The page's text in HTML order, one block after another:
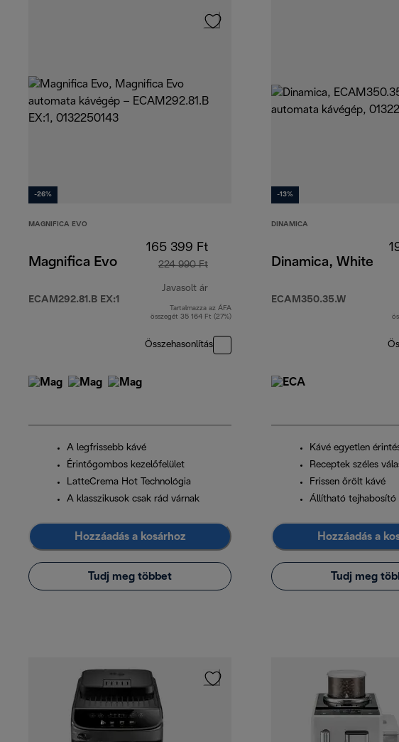
-26%
MAGNIFICA EVO
Magnifica Evo
ECAM292.81.B EX:1
165 399 Ft
224 990 Ft
Javasolt ár
eredeti ár 224 990 Ft
Tartalmazza az ÁFA
összegét 35 164 Ft (27%)
Összehasonlítás
A legfrissebb kávé
Érintőgombos kezelőfelület
LatteCrema Hot Technológia
A klasszikusok csak rád várnak
Hozzáadás a kosárhoz
Tudj meg többet
-13%
DINAMICA
Dinamica, White
ECAM350.35.W
Kávé egyetlen
Receptek széles
Frissen őrölt kávé
Állítható tejhabosító
Hozzáadás a
Tudj meg